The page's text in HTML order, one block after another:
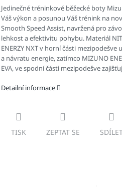
Jedinečné tréninkové běžecké boty
Váš výkon a posunou Váš trénink na
Smooth Speed Assist, navržená pro
lehkost a efektivitu pohybu. Materiál
ENERZY NXT v horní části
a návratu energie, zatímco MIZUNO
EVA, ve spodní části mezipodešve
Detailní informace
TISK ZEPTAT SE